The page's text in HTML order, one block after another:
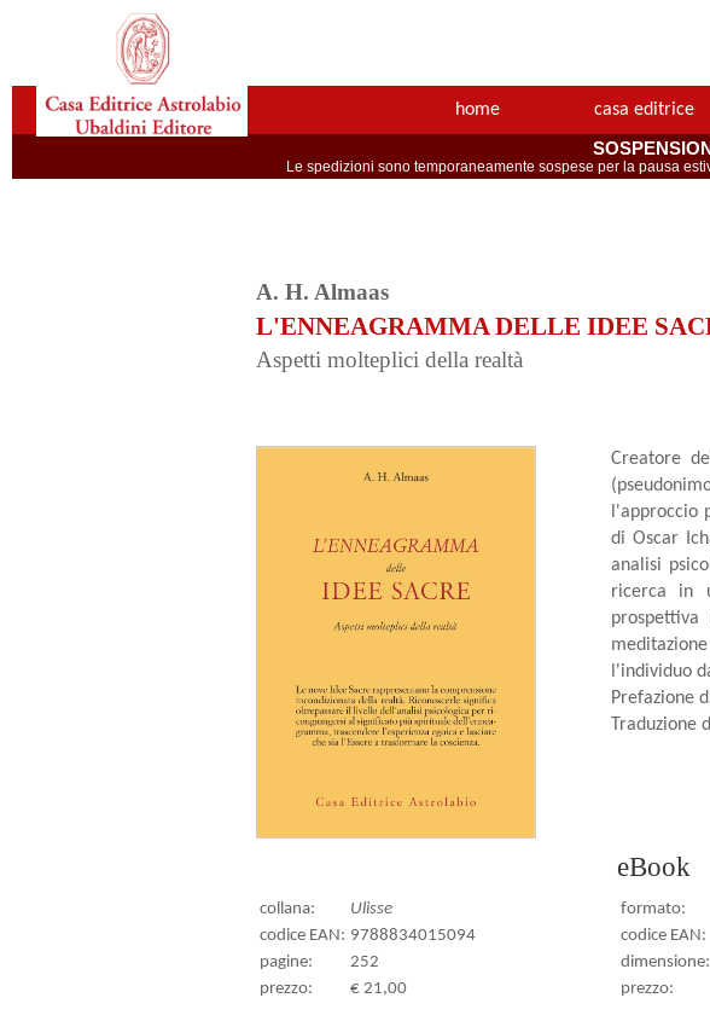
home casa editrice
Le spedizioni sono temporaneamente sospese per la pausa
A. H. Almaas
L'ENNEAGRAMMA DELLE IDEE
Aspetti molteplici della realtà
Creatore
l'approccio
di Oscar
analisi
ricerca in
l'individuo
Prefazione
Traduzione
collana:
Ulisse
codice EAN: 9788834015094
pagine:
252
prezzo:
€ 21,00
eBook
formato:
codice EAN:
dimensione:
prezzo: